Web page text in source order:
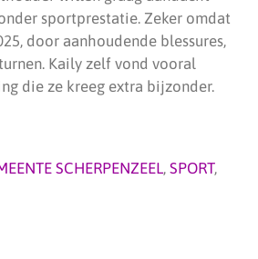
sportprestatie. Zeker omdat
door aanhoudende blessures,
Kaily zelf vond vooral
die ze kreeg extra bijzonder.
SCHERPENZEEL, SPORT,